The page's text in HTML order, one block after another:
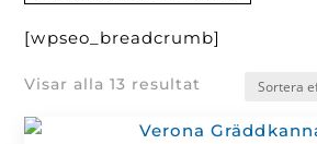
[wpseo_breadcrumb]
Visar alla 13 resultat Sortera
senaste